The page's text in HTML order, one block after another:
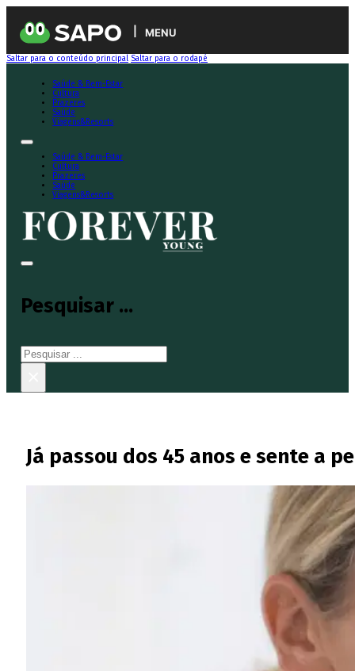
MENU
Saltar para o conteúdo principal Saltar para o rodapé
Saúde & Bem-Estar
Cultura
Prazeres
Saúde
Viagens&Resorts
Saúde & Bem-Estar
Cultura
Prazeres
Saúde
Viagens&Resorts
Pesquisar ...
Pesquisar
Já passou dos 45 anos e sente a